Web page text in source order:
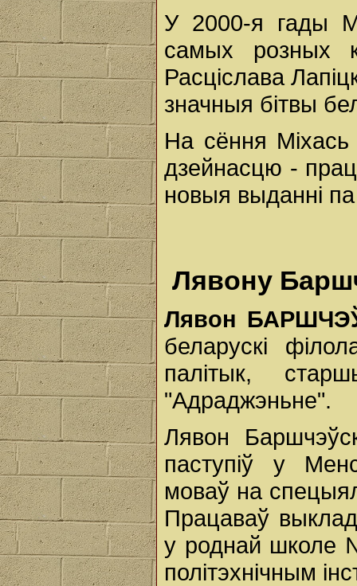
У 2000-я гады
самых розных
Расціслава
значныя бітвы
На сёння
дзейнасцю -
новыя выданні
Лявону
Лявон
беларускі
палітык,
"Адраджэньне".
Лявон
паступіў у
моваў на
Працаваў
у роднай школе
політэхнічным